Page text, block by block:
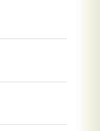
円(税込)
引換・銀
ンライ
かんたん
ては、ご